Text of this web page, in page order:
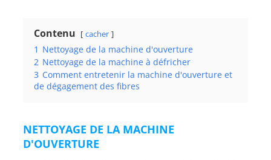
Contenu cacher
1 Nettoyage de la machine d'ouverture
2 Nettoyage de la machine à défricher
3 Comment entretenir la machine d'ouverture et
de dégagement des fibres
NETTOYAGE DE LA MACHINE
D'OUVERTURE